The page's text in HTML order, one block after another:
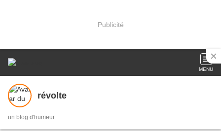
Publicité
MENU
révolte
un blog d'humeur